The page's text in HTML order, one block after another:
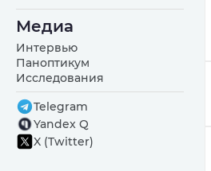
Медиа
Интервью
Паноптикум
Исследования
Telegram
Yandex Q
X (Twitter)